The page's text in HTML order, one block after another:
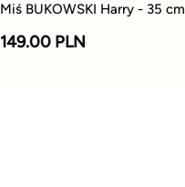
Miś BUKOWSKI Harry - 35 cm
149.00 PLN